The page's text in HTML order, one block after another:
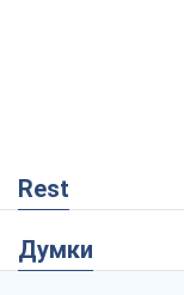
Rest
Думки